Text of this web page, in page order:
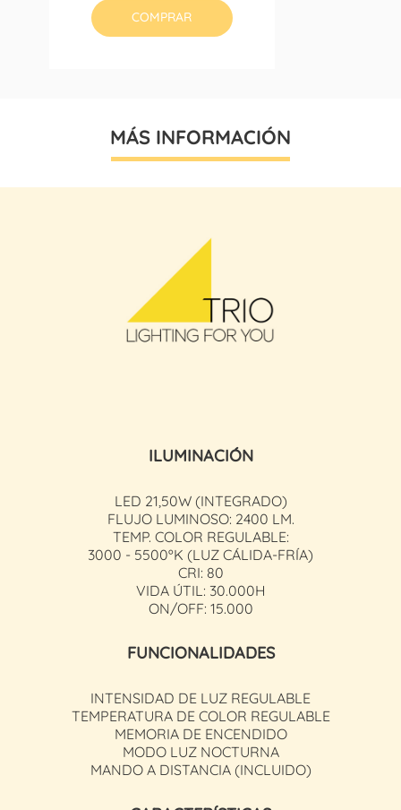
COMPRAR
MÁS INFORMACIÓN
ILUMINACIÓN
LED 21,50W (INTEGRADO)
FLUJO LUMINOSO: 2400 LM.
TEMP. COLOR REGULABLE:
3000 - 5500ºK (LUZ CÁLIDA-FRÍA)
CRI: 80
VIDA ÚTIL: 30.000H
ON/OFF: 15.000
FUNCIONALIDADES
INTENSIDAD DE LUZ REGULABLE
TEMPERATURA DE COLOR REGULABLE
MEMORIA DE ENCENDIDO
MODO LUZ NOCTURNA
MANDO A DISTANCIA (INCLUIDO)